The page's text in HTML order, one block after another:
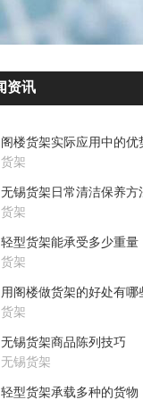
资讯
阁楼货架实际应用中的优
货架
无锡货架日常清洁保养方
货架
轻型货架能承受多少重量
货架
用阁楼做货架的好处有哪
货架
无锡货架商品陈列技巧
无锡货架
轻型货架承载多种的货物